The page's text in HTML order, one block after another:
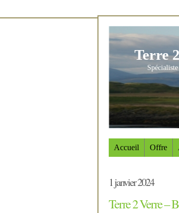
Terre
Accueil Offre
1 janvier 2024
Terre 2 Verre –